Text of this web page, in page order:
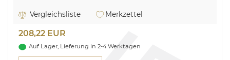
Datenschutzmodus
Temporäre Zugangscodes
Live-Ansicht des Schlossstatus und Fernentriegelung
Vergleichsliste Merkzettel
208,22 EUR
Auf Lager, Lieferung in 2-4 Werktagen